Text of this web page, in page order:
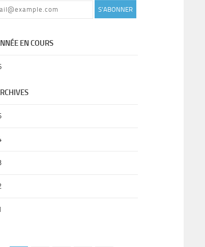
S'ABONNER
EN COURS